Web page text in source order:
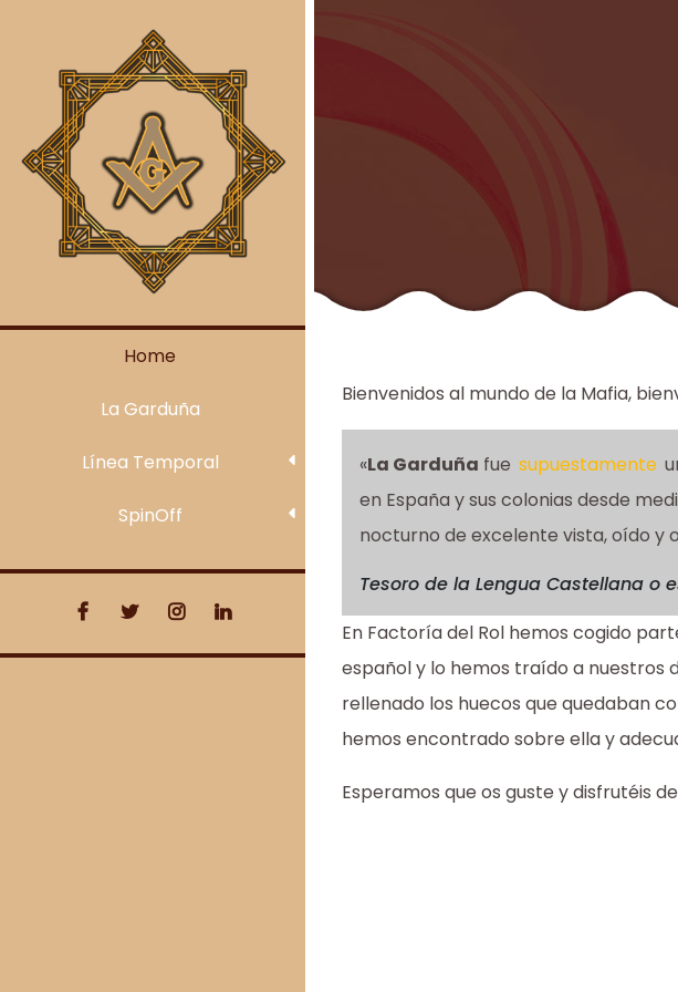
content
Home
La Garduña
Línea Temporal
SpinOff
Bienvenidos al mundo de la Mafia,
«La Garduña fue supuestamente
en España y sus colonias desde
nocturno de excelente vista, oído y
Tesoro de la Lengua Castellana o
En Factoría del Rol hemos cogido
español y lo hemos traído a nuestros
rellenado los huecos que quedaban
hemos encontrado sobre ella y
Esperamos que os guste y disfrutéis